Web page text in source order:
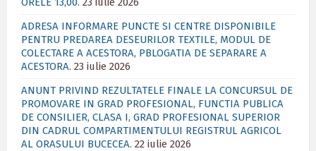
ADRESA INFORMARE PUNCTE SI CENTRE DISPONIBILE
PENTRU PREDAREA DESEURILOR TEXTILE, MODUL DE
COLECTARE A ACESTORA, PBLOGATIA DE SEPARARE A
ACESTORA. 23 iulie 2026
ANUNT PRIVIND REZULTATELE FINALE LA CONCURSUL DE
PROMOVARE IN GRAD PROFESIONAL, FUNCTIA PUBLICA
DE CONSILIER, CLASA I, GRAD PROFESIONAL SUPERIOR
DIN CADRUL COMPARTIMENTULUI REGISTRUL AGRICOL
AL ORASULUI BUCECEA. 22 iulie 2026